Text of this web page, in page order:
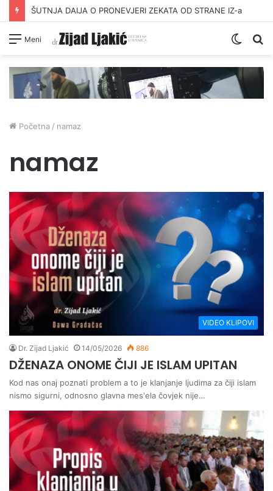
ŠUTNJA DAIJA O PRONEVJERI ZEKATA OD STRANE IZ-a
Meni
Switch
Početna / namaz
namaz
VIDEO KLIPOVI
Dr. Zijad Ljakić 14/05/2026 886
DŽENAZA ONOME ČIJI JE ISLAM UPITAN
Kod nas onaj poznati problem a to je klanjanje ljudima za čiji islam
nismo sigurni, odnosno glavna mes'ela čovjek nije…